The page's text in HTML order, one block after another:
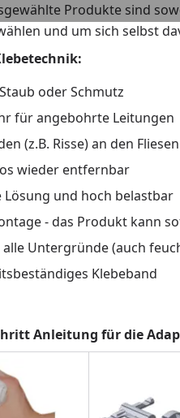
Produkte sind
und um sich selbst
oder Schmutz
für angebohrte Leitungen
(z.B. Risse) an den
wieder entfernbar
Lösung und hoch belastbar
- das Produkt kann
alle Untergründe (auch
Klebeband
Anleitung für die